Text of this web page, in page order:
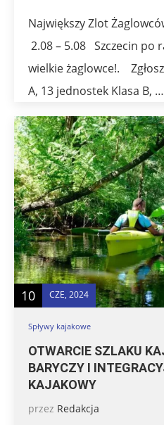
Największy Zlot
2.08 – 5.08 Szczecin po
wielkie żaglowce!.
A, 13 jednostek Klasa B, …
10 CZE, 2024
Spływy kajakowe
OTWARCIE SZLAKU
BARYCZY I
KAJAKOWY
przez Redakcja